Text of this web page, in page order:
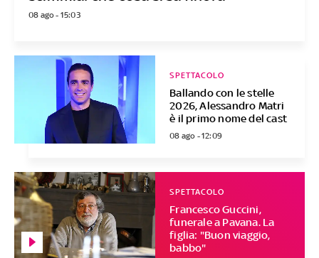
08 ago - 15:03
Ballando con le stelle
2026, Alessandro Matri
è il primo nome del cast
SPETTACOLO
08 ago - 12:09
Francesco Guccini,
funerale a Pavana. La
figlia: "Buon viaggio,
babbo"
SPETTACOLO